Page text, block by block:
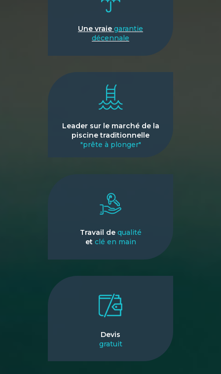
Une vraie garantie
décennale
Leader sur le marché de la
piscine traditionnelle
"prête à plonger"
Travail de qualité
et clé en main
Devis
gratuit